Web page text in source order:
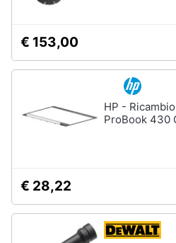
€ 153,00
HP -
ProBook 430
€ 28,22